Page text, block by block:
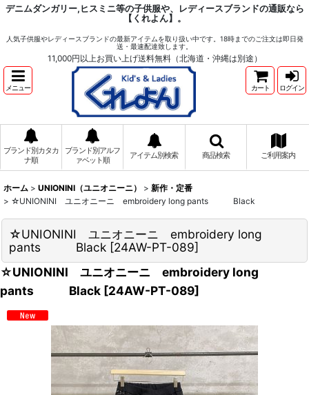
デニムダンガリー,ヒスミニ等の子供服や、レディースブランドの通販なら
【くれよん】。
人気子供服やレディースブランドの最新アイテムを取り扱い中です。18時までのご注文は即日発
送・最速配達致します。
11,000円以上お買い上げ送料無料（北海道・沖縄は別途）
メニュー カート ログイン
ブランド別カタカ
ナ順
ブランド別アルフ
ァベット順
アイテム別検索 商品検索 ご利用案内
ホーム > UNIONINI（ユニオニーニ） > 新作・定番
> ☆UNIONINI ユニオニーニ embroidery long pants Black
☆UNIONINI ユニオニーニ embroidery long
pants Black [24AW-PT-089]
☆UNIONINI ユニオニーニ embroidery long
pants Black [24AW-PT-089]